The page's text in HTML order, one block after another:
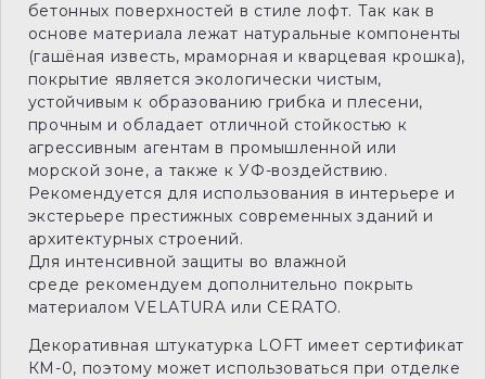
бетонных поверхностей в стиле лофт. Так как в
основе материала лежат натуральные компоненты
(гашёная известь, мраморная и кварцевая крошка),
покрытие является экологически чистым,
устойчивым к образованию грибка и плесени,
прочным и обладает отличной стойкостью к
агрессивным агентам в промышленной или
морской зоне, а также к УФ-воздействию.
Рекомендуется для использования в интерьере и
экстерьере престижных современных зданий и
архитектурных строений.
Для интенсивной защиты во влажной
среде рекомендуем дополнительно покрыть
материалом VELATURA или CERATO.
Декоративная штукатурка LOFT имеет сертификат
КМ-0, поэтому может использоваться при отделке